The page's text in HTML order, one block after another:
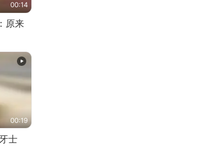
00:14
原来
00:19
士